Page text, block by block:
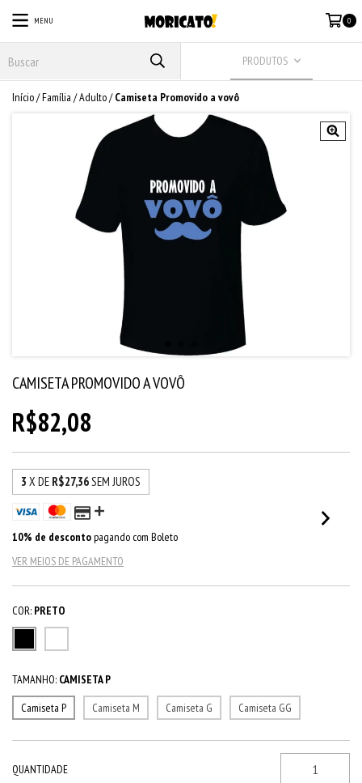
MENU 0
PRODUTOS
Início/Família /Adulto/ Camiseta Promovido a vovô
CAMISETA PROMOVIDO A VOVÔ
R$82,08
3 X DE R$27,36SEM JUROS
10% de descontopagando com Boleto
VER MEIOS DE PAGAMENTO
COR: PRETO
TAMANHO: CAMISETA P
Camiseta P
Camiseta M Camiseta G Camiseta GG
QUANTIDADE